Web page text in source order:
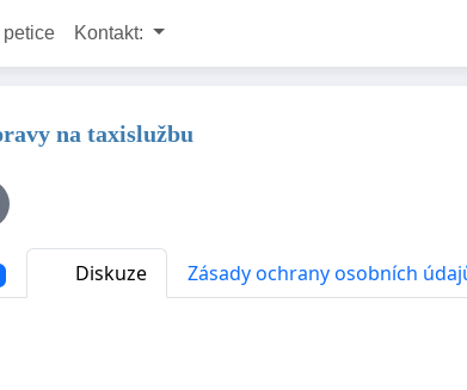
petice Kontakt:
na taxislužbu
Diskuze Zásady ochrany osobních